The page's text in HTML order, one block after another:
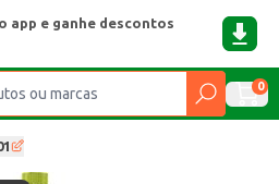
app e ganhe descontos
0